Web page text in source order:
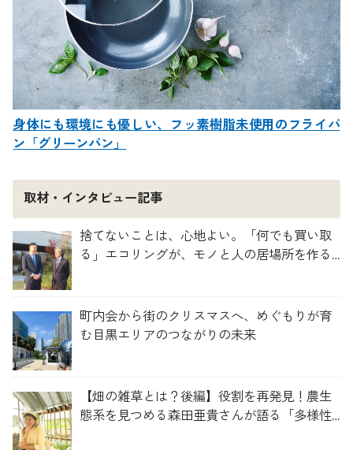
身体にも環境にも優しい、フッ素樹脂未使用のフライパ
ン「グリーンパン」
取材・インタビュー記事
捨てないことは、心地よい。「何でも買い取
る」エコリングが、モノと人の居場所を作る
町内会から街のクリスマスへ、めぐもりが育
む目黒エリアのつながりの未来
【畑の雑草とは？後編】役割を再発見！農生
態系を見つめる森田亜貴さんが語る「多様性